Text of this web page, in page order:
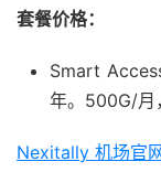
套餐价格：
Smart
年。500G/月
Nexitally 机场官